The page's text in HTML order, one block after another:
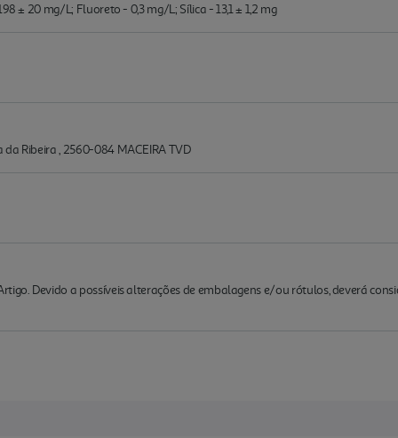
± 20 mg/L; Fluoreto - 0,3 mg/L; Sílica - 13,1 ± 1,2 mg
Ribeira , 2560-084 MACEIRA TVD
Devido a possíveis alterações de embalagens e/ou rótulos, deverá